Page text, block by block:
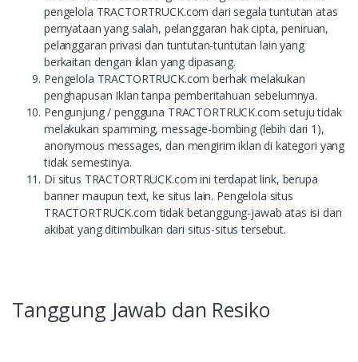
pengelola TRACTORTRUCK.com dari segala tuntutan atas
pernyataan yang salah, pelanggaran hak cipta, peniruan,
pelanggaran privasi dan tuntutan-tuntutan lain yang
berkaitan dengan iklan yang dipasang.
Pengelola TRACTORTRUCK.com berhak melakukan
penghapusan Iklan tanpa pemberitahuan sebelumnya.
Pengunjung / pengguna TRACTORTRUCK.com setuju tidak
melakukan spamming, message-bombing (lebih dari 1),
anonymous messages, dan mengirim iklan di kategori yang
tidak semestinya.
Di situs TRACTORTRUCK.com ini terdapat link, berupa
banner maupun text, ke situs lain. Pengelola situs
TRACTORTRUCK.com tidak betanggung-jawab atas isi dan
akibat yang ditimbulkan dari situs-situs tersebut.
Tanggung Jawab dan Resiko